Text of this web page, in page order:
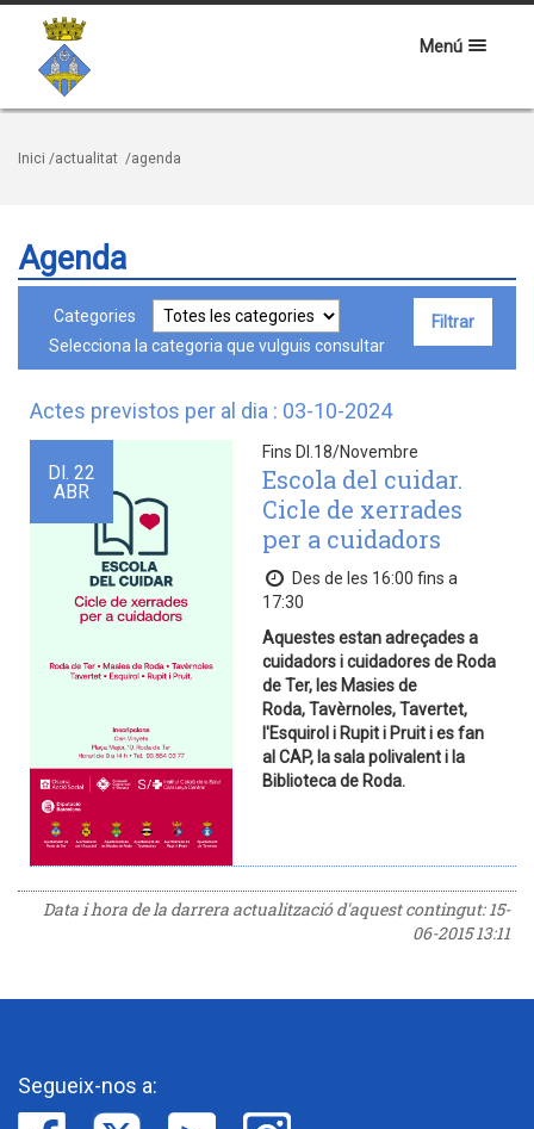
Menú
Inici /actualitat /agenda
Agenda
Categories
Selecciona la categoria que vulguis consultar
Actes previstos per al dia : 03-10-2024
Dl. 22
ABR
Fins Dl.18/Novembre
Escola del cuidar.
Cicle de xerrades
per a cuidadors
Des de les 16:00 fins a
17:30
Aquestes estan adreçades a
cuidadors i cuidadores de Roda
de Ter, les Masies de
Roda, Tavèrnoles, Tavertet,
l'Esquirol i Rupit i Pruit i es fan
al CAP, la sala polivalent i la
Biblioteca de Roda.
Data i hora de la darrera actualització d'aquest contingut:15-
06-2015 13:11
Segueix-nos a: